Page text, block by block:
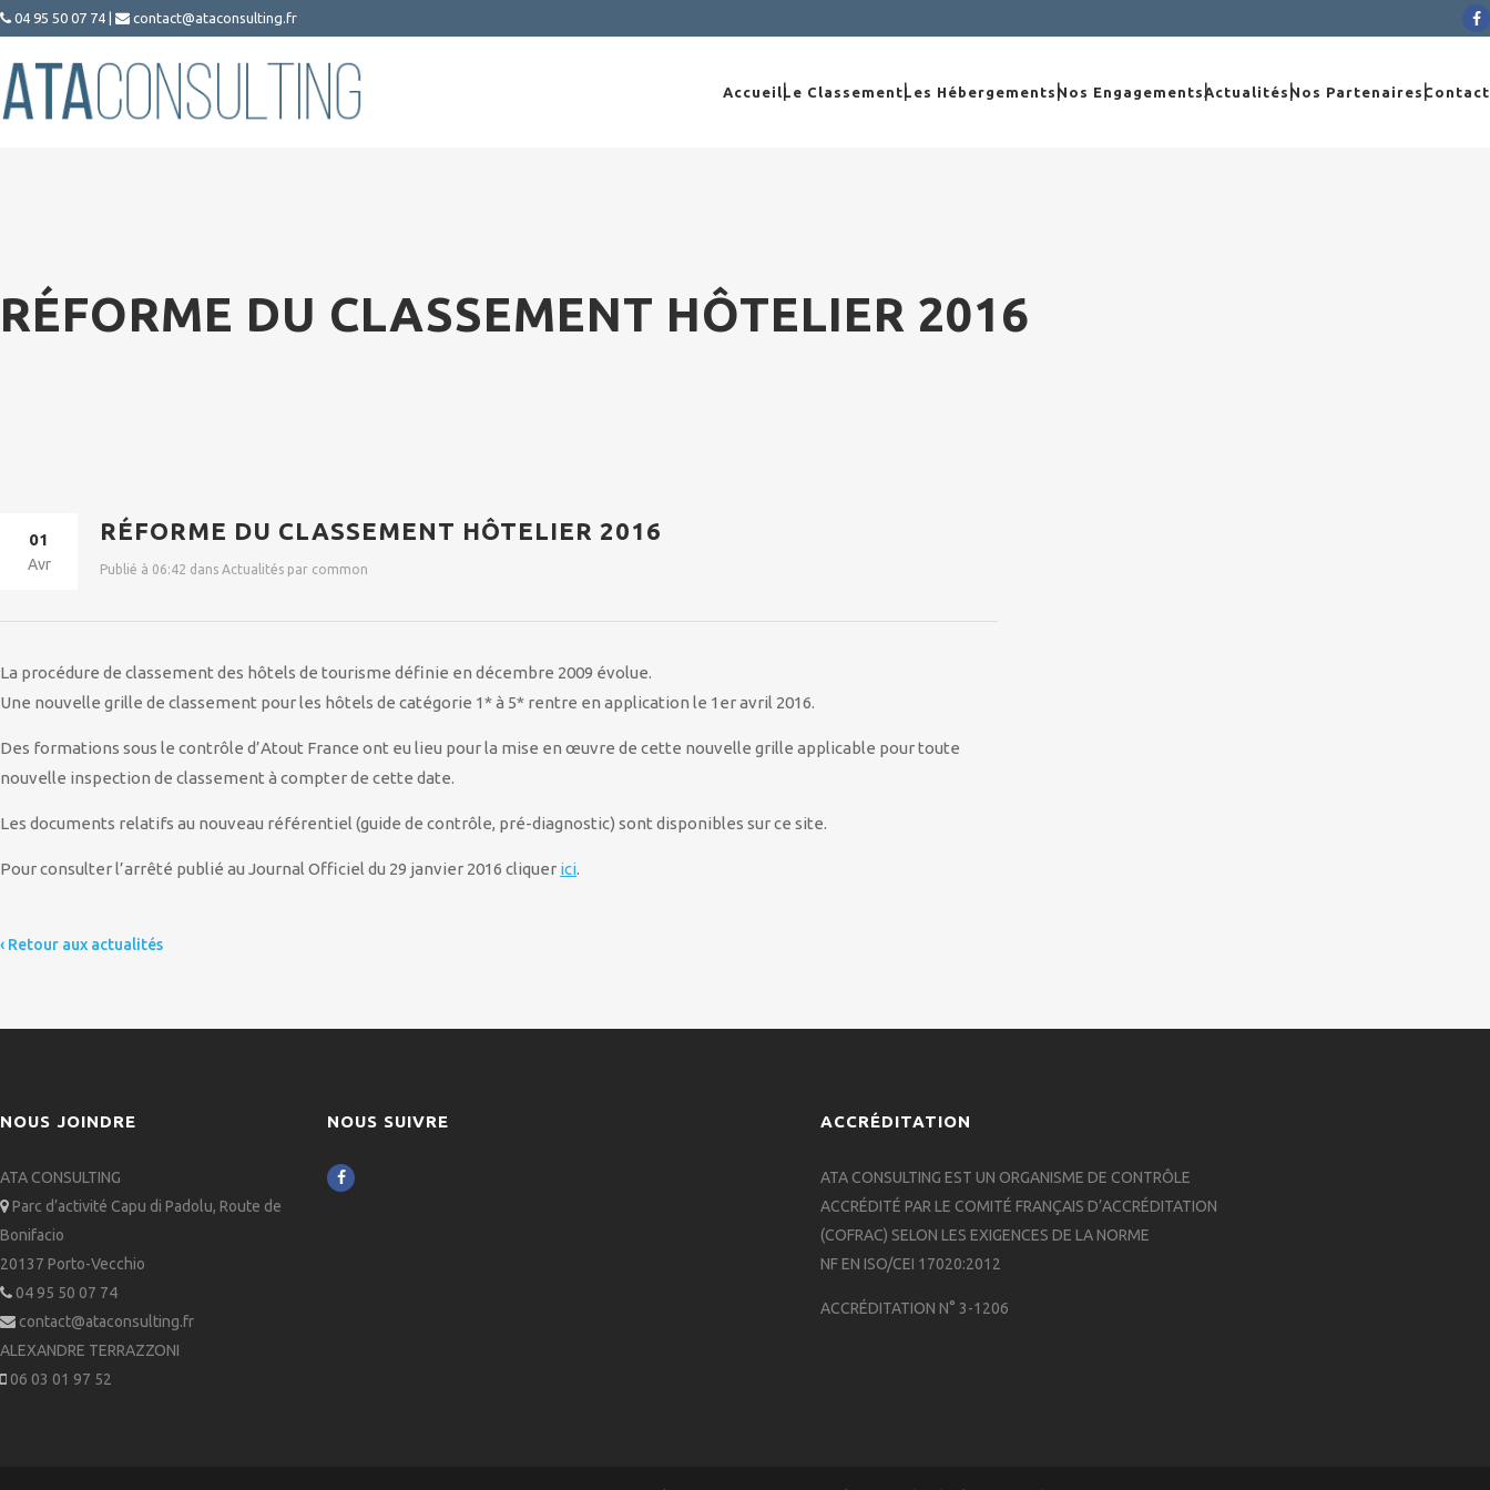
 04 95 50 07 74  contact@ataconsulting.fr 
Accueil Le Classement Les Hébergements Nos EngagementsActualités Nos Partenaires Contact
RÉFORME DU CLASSEMENT HÔTELIER 2016
01
Avr
RÉFORME DU CLASSEMENT HÔTELIER 2016
Publié à 06:42 dans Actualités par common
La procédure de classement des hôtels de tourisme définie en décembre 2009 évolue.
Une nouvelle grille de classement pour les hôtels de catégorie 1* à 5* rentre en application le 1er avril 2016.
Des formations sous le contrôle d’Atout France ont eu lieu pour la mise en œuvre de cette nouvelle grille applicable pour toute
nouvelle inspection de classement à compter de cette date.
Les documents relatifs au nouveau référentiel (guide de contrôle, pré-diagnostic) sont disponibles sur ce site.
Pour consulter l’arrêté publié au Journal Officiel du 29 janvier 2016 cliquer ici.
‹ Retour aux actualités
NOUS JOINDRE
ATA CONSULTING
 Parc d’activité Capu di Padolu, Route de
Bonifacio
20137 Porto-Vecchio
 04 95 50 07 74
 contact@ataconsulting.fr
ALEXANDRE TERRAZZONI
 06 03 01 97 52
NOUS SUIVRE

ACCRÉDITATION
ATA CONSULTING EST UN ORGANISME DE CONTRÔLE
ACCRÉDITÉ PAR LE COMITÉ FRANÇAIS D’ACCRÉDITATION
(COFRAC) SELON LES EXIGENCES DE LA NORME
NF EN ISO/CEI 17020:2012
ACCRÉDITATION N° 3-1206